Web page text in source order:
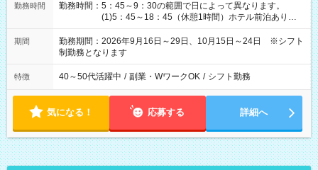
勤務時間
勤務時間：5：45～9：30の範囲で日によって異なります。
(1)5：45～18：45（休憩1時間）ホテル前泊あり！
(2)6：00～19：00（休憩1時間）ホテル前泊あり！
(3)6：45～19：45（休憩1時間） (4)7：
30～20：30（休憩1時間） (5)8：30～18：00（休憩
1時間） (6)9：30～21：30（休憩1時間）
期間
勤務期間：2026年9月16日～29日、10月15日～24日 ※シフト
制勤務となります
特徴 40～50代活躍中 / 副業・WワークOK / シフト勤務
気になる！ 応募する 詳細へ